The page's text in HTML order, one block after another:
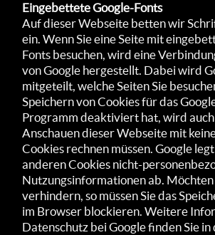
Eingebettete Google-Fonts
Auf dieser Webseite betten wir
ein. Wenn Sie eine Seite mit
Fonts besuchen, wird eine
von Google hergestellt. Dabei wird
mitgeteilt, welche Seiten Sie
Speichern von Cookies für das
Programm deaktiviert hat, wird
Anschauen dieser Webseite mit
Cookies rechnen müssen. Google
anderen Cookies nicht-
Nutzungsinformationen ab. Möchten
verhindern, so müssen Sie das
im Browser blockieren. Weitere
Datenschutz bei Google finden Sie in